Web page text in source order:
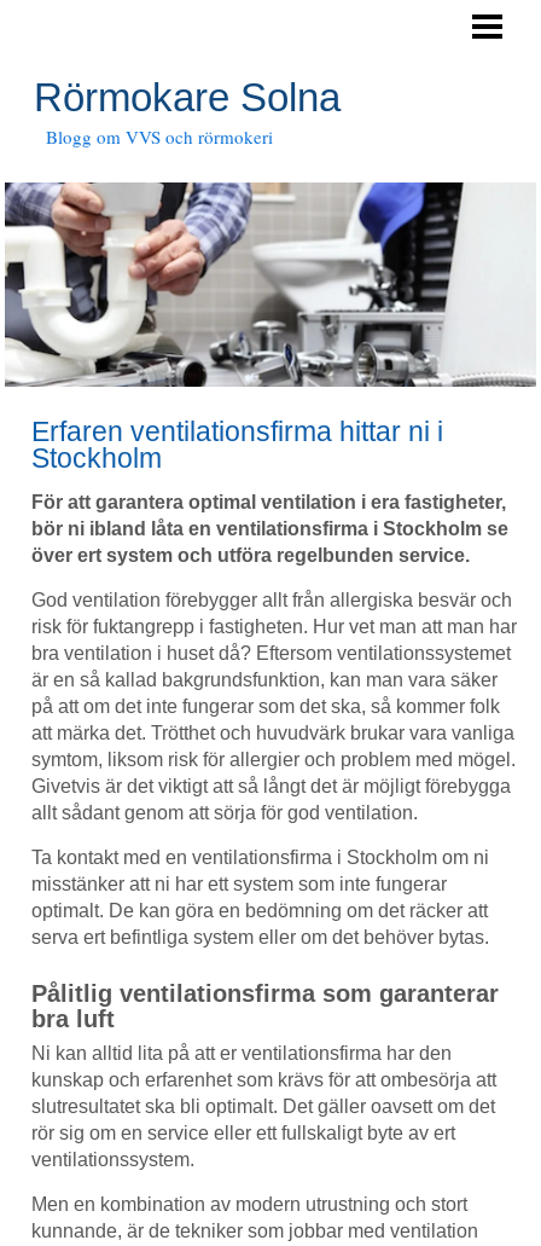
JOUR
Rörmokare Solna
Blogg om VVS och rörmokeri
Erfaren ventilationsfirma hittar ni i
Stockholm
För att garantera optimal ventilation i era fastigheter,
bör ni ibland låta en ventilationsfirma i Stockholm se
över ert system och utföra regelbunden service.
God ventilation förebygger allt från allergiska besvär och
risk för fuktangrepp i fastigheten. Hur vet man att man har
bra ventilation i huset då? Eftersom ventilationssystemet
är en så kallad bakgrundsfunktion, kan man vara säker
på att om det inte fungerar som det ska, så kommer folk
att märka det. Trötthet och huvudvärk brukar vara vanliga
symtom, liksom risk för allergier och problem med mögel.
Givetvis är det viktigt att så långt det är möjligt förebygga
allt sådant genom att sörja för god ventilation.
Ta kontakt med en ventilationsfirma i Stockholm om ni
misstänker att ni har ett system som inte fungerar
optimalt. De kan göra en bedömning om det räcker att
serva ert befintliga system eller om det behöver bytas.
Pålitlig ventilationsfirma som garanterar
bra luft
Ni kan alltid lita på att er ventilationsfirma har den
kunskap och erfarenhet som krävs för att ombesörja att
slutresultatet ska bli optimalt. Det gäller oavsett om det
rör sig om en service eller ett fullskaligt byte av ert
ventilationssystem.
Men en kombination av modern utrustning och stort
kunnande, är de tekniker som jobbar med ventilation